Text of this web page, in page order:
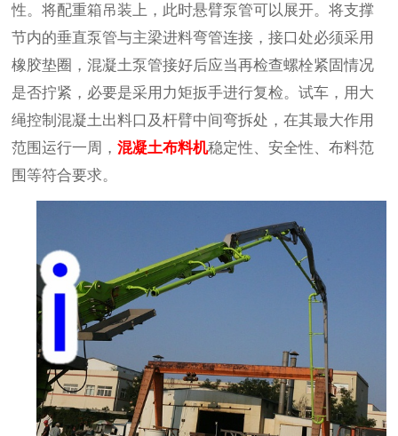
性。将配重箱吊装上，此时悬臂泵管可以展开。将支撑
节内的垂直泵管与主梁进料弯管连接，接口处必须采用
橡胶垫圈，混凝土泵管接好后应当再检查螺栓紧固情况
是否拧紧，必要是采用力矩扳手进行复检。试车，用大
绳控制混凝土出料口及杆臂中间弯拆处，在其最大作用
范围运行一周，混凝土布料机稳定性、安全性、布料范
围等符合要求。